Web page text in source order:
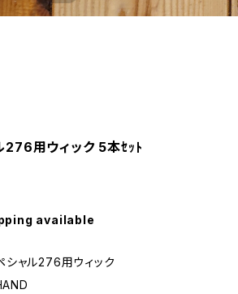
276用ウィック 5本ｾｯﾄ
available
シャル276用ウィック